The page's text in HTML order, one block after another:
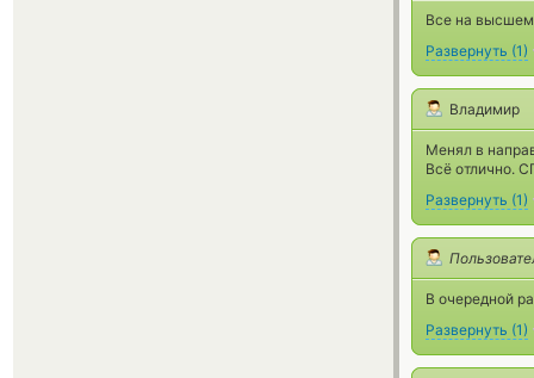
Все на
Развернуть (1)
Владимир
Менял в
Всё отлично.
Развернуть (1)
В очередной
Развернуть (1)